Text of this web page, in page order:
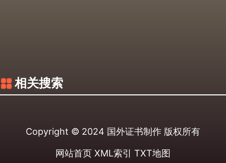
相关搜索
Copyright © 2024 国外证书制作 版权所有
网站首页 XML索引 TXT地图